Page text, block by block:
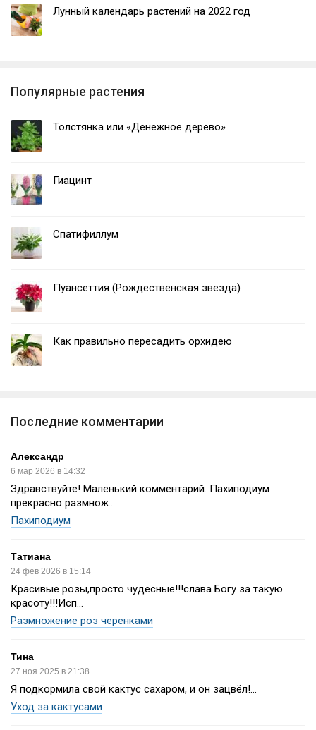
Лунный календарь растений на 2022 год
Популярные растения
Толстянка или «Денежное дерево»
Гиацинт
Спатифиллум
Пуансеттия (Рождественская звезда)
Как правильно пересадить орхидею
Последние комментарии
Александр
6 мар 2026 в 14:32
Здравствуйте! Маленький комментарий. Пахиподиум
прекрасно размнож...
Пахиподиум
Татиана
24 фев 2026 в 15:14
Красивые розы,просто чудесные!!!слава Богу за такую
красоту!!!Исп...
Размножение роз черенками
Тина
27 ноя 2025 в 21:38
Я подкормила свой кактус сахаром, и он зацвёл!...
Уход за кактусами